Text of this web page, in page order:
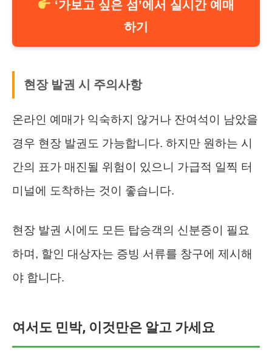
‘가보고 싶은 섬’에서 실시간 예매
하기
현장 발권 시 주의사항
온라인 예매가 익숙하지 않거나 잔여석이 남았을
경우 현장 발권도 가능합니다. 하지만 원하는 시
간의 표가 매진될 위험이 있으니 가급적 일찍 터
미널에 도착하는 것이 좋습니다.
현장 발권 시에도 모든 탑승객의 신분증이 필요
하며, 할인 대상자는 증빙 서류를 창구에 제시해
야 합니다.
여서도 민박, 이것만은 알고 가세요